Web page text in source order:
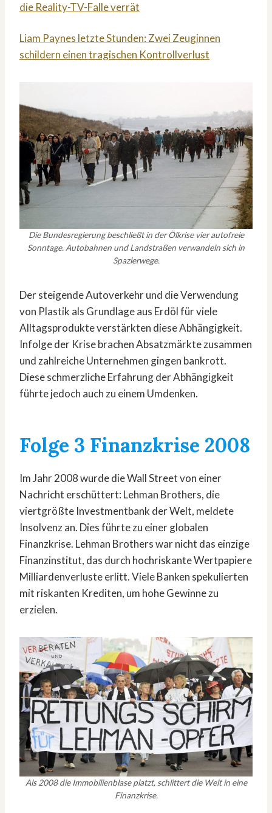
die Reality-TV-Falle verrät
Liam Paynes letzte Stunden: Zwei Zeuginnen
schildern einen tragischen Kontrollverlust
Die Bundesregierung beschließt in der Ölkrise vier autofreie
Sonntage. Autobahnen und Landstraßen verwandeln sich in
Spazierwege.
Der steigende Autoverkehr und die Verwendung
von Plastik als Grundlage aus Erdöl für viele
Alltagsprodukte verstärkten diese Abhängigkeit.
Infolge der Krise brachen Absatzmärkte zusammen
und zahlreiche Unternehmen gingen bankrott.
Diese schmerzliche Erfahrung der Abhängigkeit
führte jedoch auch zu einem Umdenken.
Folge 3 Finanzkrise 2008
Im Jahr 2008 wurde die Wall Street von einer
Nachricht erschüttert: Lehman Brothers, die
viertgrößte Investmentbank der Welt, meldete
Insolvenz an. Dies führte zu einer globalen
Finanzkrise. Lehman Brothers war nicht das einzige
Finanzinstitut, das durch hochriskante Wertpapiere
Milliardenverluste erlitt. Viele Banken spekulierten
mit riskanten Krediten, um hohe Gewinne zu
erzielen.
Als 2008 die Immobilienblase platzt, schlittert die Welt in eine
Finanzkrise.